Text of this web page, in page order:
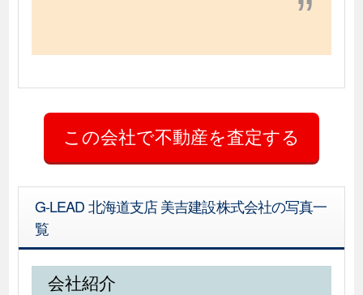
G-LEAD 北海道支店 美吉建設株式会社の写真一
覧
会社紹介